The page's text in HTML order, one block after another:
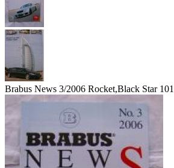
Brabus News 3/2006 Rocket,Black Star